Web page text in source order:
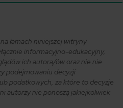
łamach niniejszej witryny
informacyjno-edukacyjny,
ich autora/ów oraz nie nie
podejmowaniu decyzji
podatkowych, za które to decyzje
autorzy nie ponoszą jakiejkolwiek